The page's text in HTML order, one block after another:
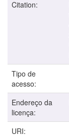
Citation:
Tipo de
acesso:
Endereço da
licença:
URI: